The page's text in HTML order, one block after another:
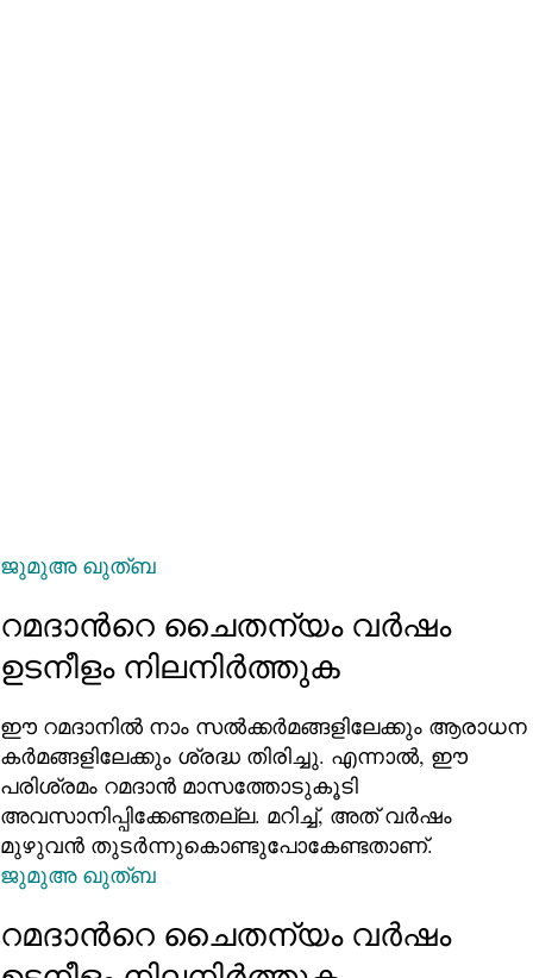
ജുമുഅ ഖുത്ബ
റമദാന്‍റെ ചൈതന്യം വര്‍ഷം
ഉടനീളം നിലനിര്‍ത്തുക
ഈ റമദാനിൽ നാം സൽക്കർമങ്ങളിലേക്കും ആരാധന
കർമങ്ങളിലേക്കും ശ്രദ്ധ തിരിച്ചു. എന്നാല്‍, ഈ
പരിശ്രമം റമദാൻ മാസത്തോടുകൂടി
അവസാനിപ്പിക്കേണ്ടതല്ല. മറിച്ച്, അത് വർഷം
മുഴുവൻ തുടർന്നുകൊണ്ടുപോകേണ്ടതാണ്.
ജുമുഅ ഖുത്ബ
റമദാന്‍റെ ചൈതന്യം വര്‍ഷം